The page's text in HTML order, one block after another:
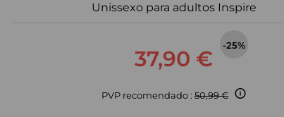
Unissexo para adultos Inspire
37,90 €
-25%
PVP recomendado : 50,99 €